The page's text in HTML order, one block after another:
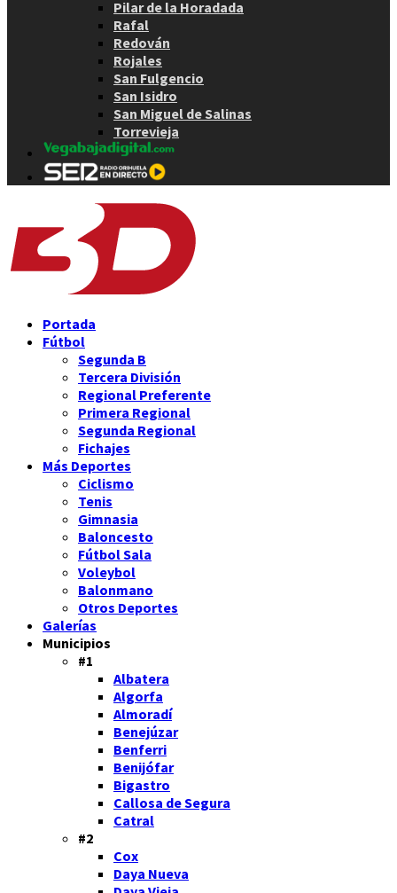
Pilar de la Horadada
Rafal
Redován
Rojales
San Fulgencio
San Isidro
San Miguel de Salinas
Torrevieja
Portada
Fútbol
Segunda B
Tercera División
Regional Preferente
Primera Regional
Segunda Regional
Fichajes
Más Deportes
Ciclismo
Tenis
Gimnasia
Baloncesto
Fútbol Sala
Voleybol
Balonmano
Otros Deportes
Galerías
Municipios
#1
Albatera
Algorfa
Almoradí
Benejúzar
Benferri
Benijófar
Bigastro
Callosa de Segura
Catral
#2
Cox
Daya Nueva